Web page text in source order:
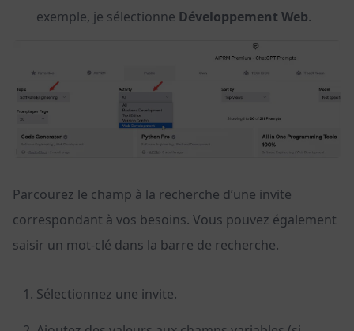
exemple, je sélectionne Développement Web.
Parcourez le champ à la recherche d’une invite
correspondant à vos besoins. Vous pouvez également
saisir un mot-clé dans la barre de recherche.
Sélectionnez une invite.